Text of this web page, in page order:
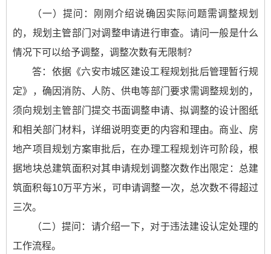
（一）提问：刚刚介绍说确因实际问题需调整规划
的，规划主管部门对调整申请进行审查。请问一般是什么
情况下可以给予调整，调整次数有无限制？
答：依据《六安市城区建设工程规划批后管理暂行规
定》，确因消防、人防、供电等部门要求需调整规划的，
须向规划主管部门提交书面调整申请、拟调整的设计图纸
和相关部门材料，详细说明变更的内容和理由。商业、房
地产项目规划方案审批后，在办理工程规划许可阶段，根
据地块总建筑面积对其申请规划调整次数作出限定：总建
筑面积每10万平方米，可申请调整一次，总次数不得超过
三次。
（二）提问：请介绍一下，对于违法建设认定处理的
工作流程。